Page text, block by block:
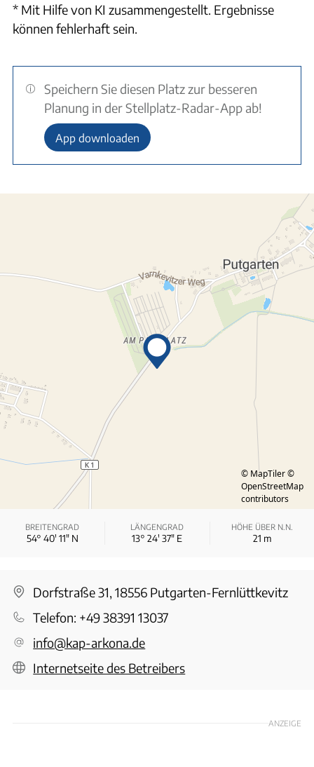
* Mit Hilfe von KI zusammengestellt. Ergebnisse
können fehlerhaft sein.
Speichern Sie diesen Platz zur besseren
Planung in der Stellplatz-Radar-App ab!
App downloaden
© MapTiler ©
OpenStreetMap
contributors
BREITENGRAD
54° 40′ 11″ N
LÄNGENGRAD
13° 24′ 37″ E
HÖHE ÜBER N.N.
21 m
Dorfstraße 31, 18556 Putgarten-Fernlüttkevitz
Telefon: +49 38391 13037
info@kap-arkona.de
Internetseite des Betreibers
ANZEIGE